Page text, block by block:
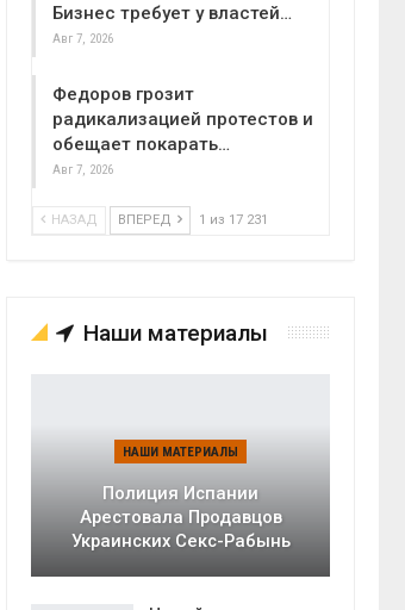
Бизнес требует у властей…
Авг 7, 2026
Федоров грозит
радикализацией протестов и
обещает покарать…
Авг 7, 2026
НАЗАД ВПЕРЕД 1 из 17 231
Наши материалы
НАШИ МАТЕРИАЛЫ
Полиция Испании
Арестовала Продавцов
Украинских Секс-Рабынь